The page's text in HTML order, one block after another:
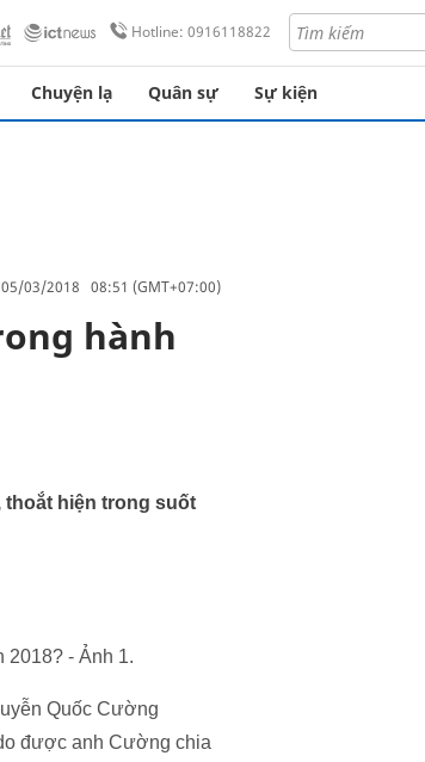
Hotline: 0916118822
Chuyện lạ Quân sự Sự kiện
05/03/2018 08:51 (GMT+07:00)
hành
thoắt hiện trong suốt
Quốc Cường
được anh Cường chia